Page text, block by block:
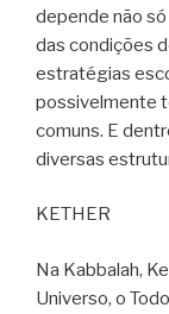
depende não
das condições
estratégias
possivelmente
comuns. E
diversas
KETHER
Na Kabbalah,
Universo, o